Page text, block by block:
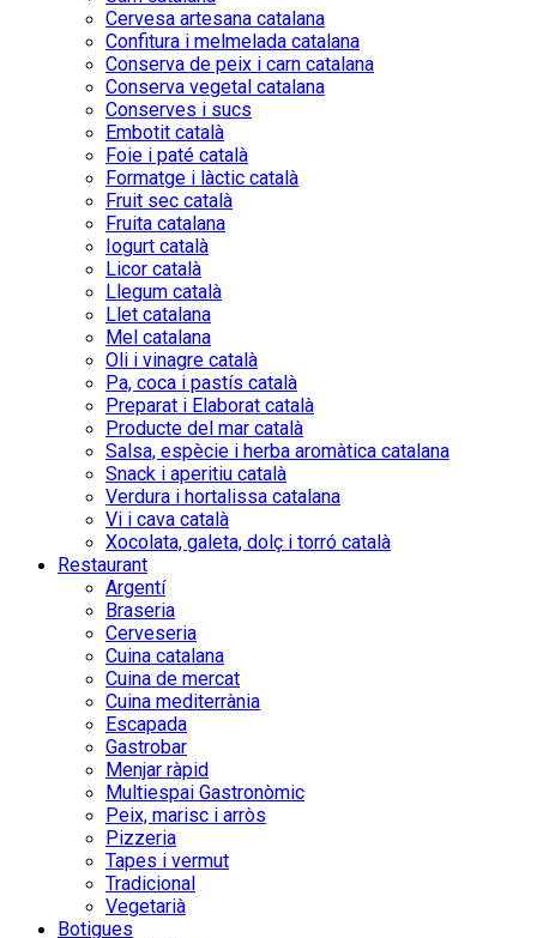
Cervesa artesana catalana
Confitura i melmelada catalana
Conserva de peix i carn catalana
Conserva vegetal catalana
Conserves i sucs
Embotit català
Foie i paté català
Formatge i làctic català
Fruit sec català
Fruita catalana
Iogurt català
Licor català
Llegum català
Llet catalana
Mel catalana
Oli i vinagre català
Pa, coca i pastís català
Preparat i Elaborat català
Producte del mar català
Salsa, espècie i herba aromàtica catalana
Snack i aperitiu català
Verdura i hortalissa catalana
Vi i cava català
Xocolata, galeta, dolç i torró català
Restaurant
Argentí
Braseria
Cerveseria
Cuina catalana
Cuina de mercat
Cuina mediterrània
Escapada
Gastrobar
Menjar ràpid
Multiespai Gastronòmic
Peix, marisc i arròs
Pizzeria
Tapes i vermut
Tradicional
Vegetarià
Botigues